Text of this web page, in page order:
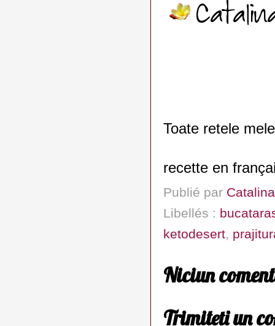
Toate retele
recette en
Publié par Catalina
Libellés :
ketodesert,
Niciun
Trimiteți un